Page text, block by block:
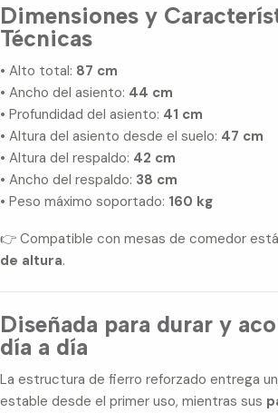
Dimensiones y
Técnicas
• Alto total: 87 cm
• Ancho del asiento: 44 cm
• Profundidad del asiento: 41 cm
• Altura del asiento desde el suelo: 47 cm
• Altura del respaldo: 42 cm
• Ancho del respaldo: 38 cm
• Peso máximo soportado: 160 kg
👉 Compatible con mesas de comedor
de altura.
Diseñada para durar y
día a día
La estructura de fierro reforzado entrega
estable desde el primer uso, mientras sus